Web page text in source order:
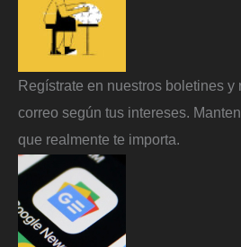
Regístrate en nuestros boletines y
correo según tus intereses.
que realmente te importa.